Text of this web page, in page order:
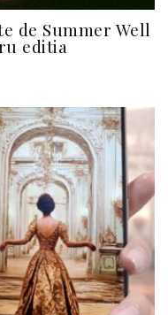
de Summer Well
editia